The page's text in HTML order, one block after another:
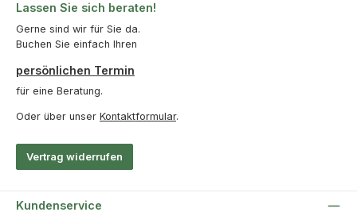
Lassen Sie sich beraten!
Gerne sind wir für Sie da.
Buchen Sie einfach Ihren
persönlichen Termin
für eine Beratung.
Oder über unser Kontaktformular.
Vertrag widerrufen
Kundenservice